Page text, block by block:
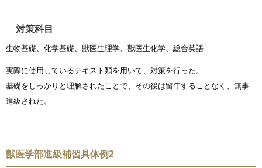
対策科目
生物基礎、化学基礎、獣医生理学、獣医生化学、総合英語
実際に使用しているテキスト類を用いて、対策を行った。
基礎をしっかりと理解されたことで、その後は留年することなく、無事
進級された。
獣医学部進級補習具体例2